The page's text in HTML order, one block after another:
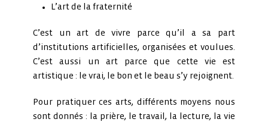
L’art de la fraternité
C’est un art de vivre parce qu’il a sa part
d’institutions artificielles, organisées et voulues.
C’est aussi un art parce que cette vie est
artistique : le vrai, le bon et le beau s’y rejoignent.
Pour pratiquer ces arts, différents moyens nous
sont donnés : la prière, le travail, la lecture, la vie